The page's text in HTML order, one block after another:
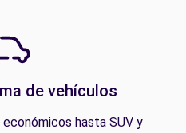
de vehículos
hasta SUV y